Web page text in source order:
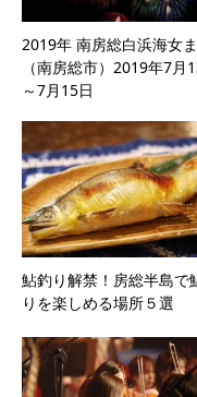
2019年 南房総白浜海女
（南房総市）2019年7月
～7月15日
鮎釣り解禁！房総半島で
りを楽しめる場所５選